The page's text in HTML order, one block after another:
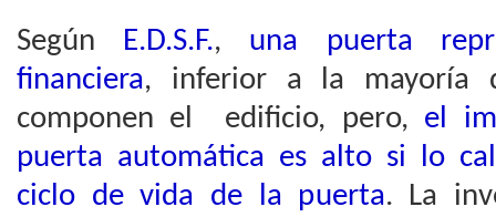
Según E.D.S.F., una puerta
financiera, inferior a la mayoría
componen el edificio, pero, el
puerta automática es alto si lo
ciclo de vida de la puerta. La